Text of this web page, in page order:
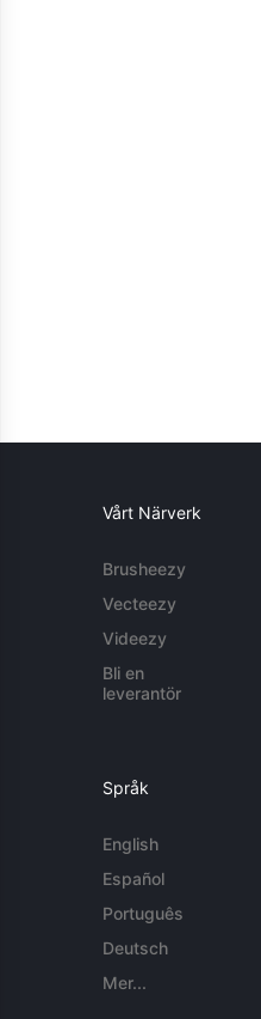
Vårt Närverk
Brusheezy
Vecteezy
Videezy
Bli en
leverantör
Språk
English
Español
Português
Deutsch
Mer...